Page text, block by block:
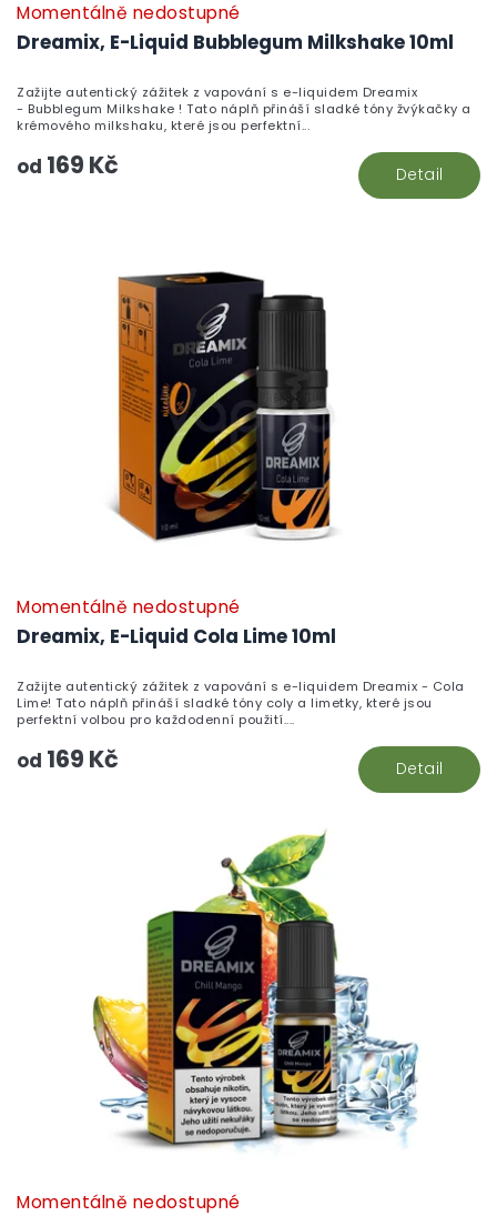
Dreamix, E-Liquid Bubblegum Milkshake 10ml
Momentálně nedostupné
od 169 Kč Detail
Zažijte autentický zážitek z vapování s e-liquidem Dreamix
- Bubblegum Milkshake ! Tato náplň přináší sladké tóny žvýkačky a
krémového milkshaku, které jsou perfektní...
Dreamix, E-Liquid Cola Lime 10ml
Momentálně nedostupné
od 169 Kč Detail
Zažijte autentický zážitek z vapování s e-liquidem Dreamix - Cola
Lime! Tato náplň přináší sladké tóny coly a limetky, které jsou
perfektní volbou pro každodenní použití....
Momentálně nedostupné